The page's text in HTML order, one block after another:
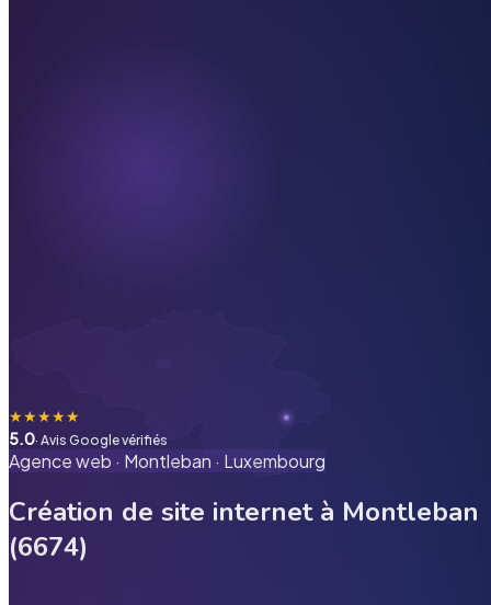
★★★★★
5.0· Avis Google vérifiés
Agence web · Montleban · Luxembourg
Création de site internet à Montleban
(6674)